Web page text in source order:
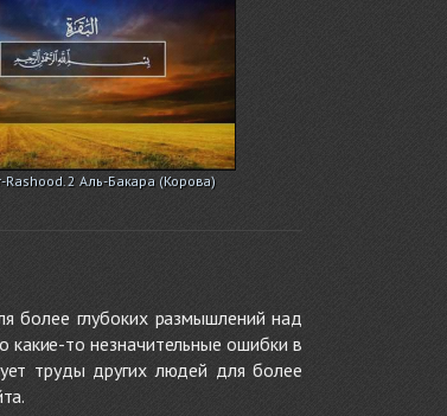
Rashood. 2 Аль-Бакара (Корова)
более глубоких размышлений над
какие-то незначительные ошибки в
труды других людей для более